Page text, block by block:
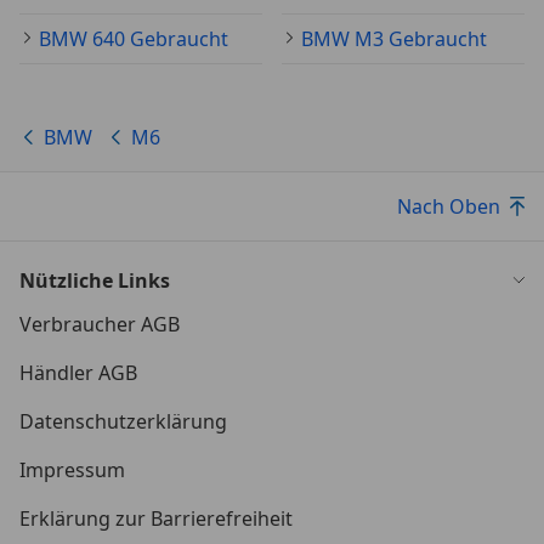
BMW 640 Gebraucht
BMW M3 Gebraucht
BMW M6
Nach Oben
Nützliche Links
Verbraucher AGB
Händler AGB
Datenschutzerklärung
Impressum
Erklärung zur Barrierefreiheit